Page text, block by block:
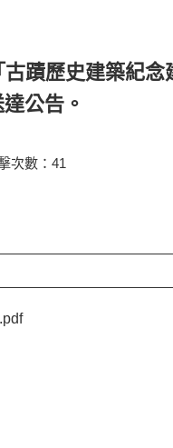
古蹟歷史建築紀
公告。
次數：41